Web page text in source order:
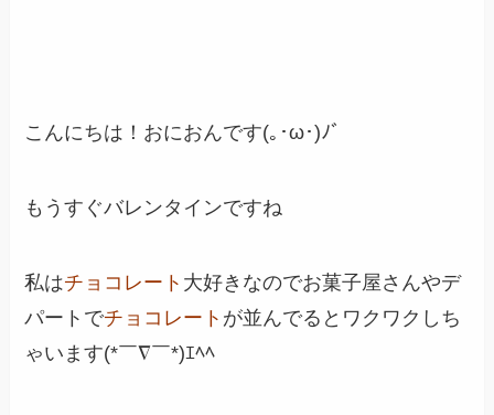
こんにちは！おにおんです(｡･ω･)ﾉﾞ
もうすぐバレンタインですね
私はチョコレート 大好きなのでお菓子屋さんやデ
パートでチョコレート が並んでるとワクワクしち
ゃいます(*￣∇￣*)ｴﾍﾍ